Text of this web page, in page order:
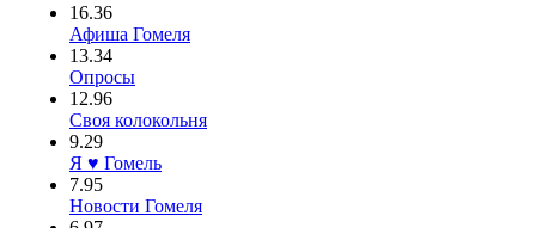
16.36
Афиша Гомеля
13.34
Опросы
12.96
Своя колокольня
9.29
Я ♥ Гомель
7.95
Новости Гомеля